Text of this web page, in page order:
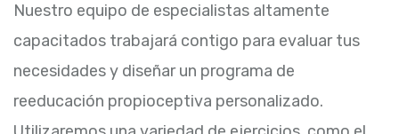
Nuestro equipo de especialistas altamente
capacitados trabajará contigo para evaluar tus
necesidades y diseñar un programa de
reeducación propioceptiva personalizado.